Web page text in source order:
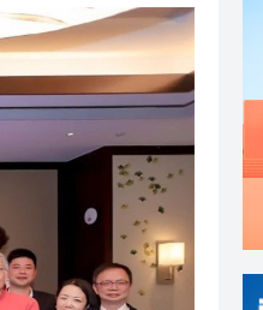
23:17
23:12
23:00